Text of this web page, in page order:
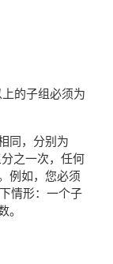
的子组必须为
同，分别为
之一次，任何
例如，您必须
情形：一个子
。